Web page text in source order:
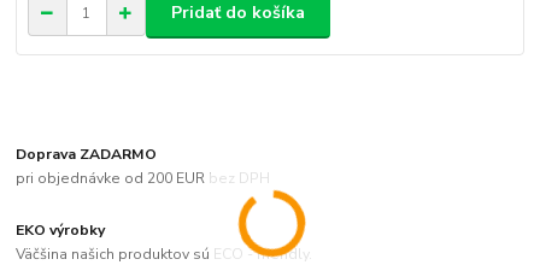
Pridať do košíka
Doprava ZADARMO
pri objednávke od 200 EUR bez DPH
EKO výrobky
Väčšina našich produktov sú ECO - friendly.